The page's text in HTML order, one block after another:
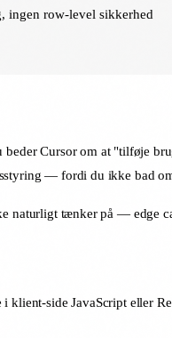
ingen row-level sikkerhed
Cursor om at "tilføje
— fordi du ikke bad
tænker på — edge
klient-side JavaScript eller